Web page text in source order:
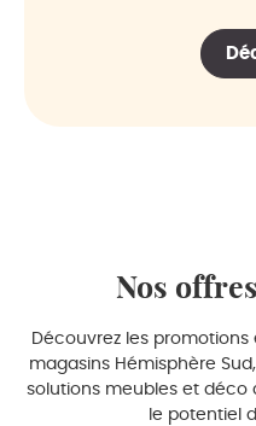
Nos
Découvrez les
magasins Hémisphère
solutions meubles et déco
le potentiel